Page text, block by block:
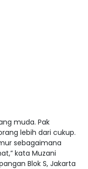
muda. Pak
lebih dari cukup.
sebagaimana
kata Muzani
Blok S, Jakarta